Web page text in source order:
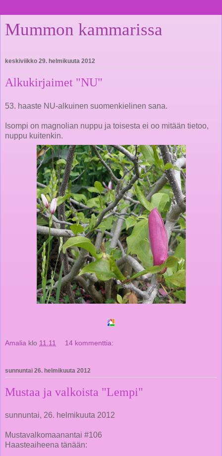
Mummon kammarissa
keskiviikko 29. helmikuuta 2012
Alkukirjaimet "NU"
53. haaste NU-alkuinen suomenkielinen sana.
Isompi on magnolian nuppu ja toisesta ei oo mitään tietoo,
nuppu kuitenkin.
Amalia klo 11.11 14 kommenttia:
sunnuntai 26. helmikuuta 2012
Mustaa ja valkoista "Lempi"
sunnuntai, 26. helmikuuta 2012
Mustavalkomaanantai #106
Haasteaiheena tänään: